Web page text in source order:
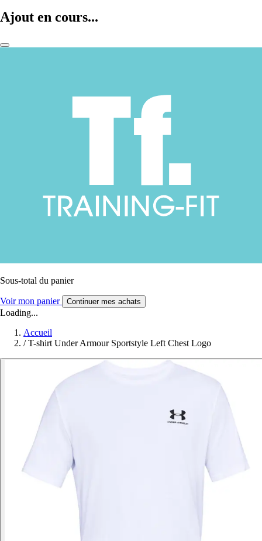
Ajout en cours...
Sous-total du panier
Voir mon panier Continuer mes achats
Loading...
Accueil
/ T-shirt Under Armour Sportstyle Left Chest Logo